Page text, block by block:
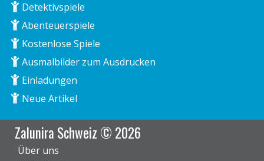
Detektivspiele
Abenteuerspiele
Kostenlose Spiele
Ausmalbilder zum Ausdrucken
Einladungen
Neue Artikel
Zalunira Schweiz © 2026
Über uns